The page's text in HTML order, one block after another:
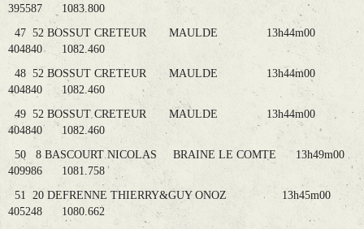
395587 1083.800
47 52 BOSSUT CRETEUR MAULDE 13h44m00
404840 1082.460
48 52 BOSSUT CRETEUR MAULDE 13h44m00
404840 1082.460
49 52 BOSSUT CRETEUR MAULDE 13h44m00
404840 1082.460
50 8 BASCOURT NICOLAS BRAINE LE COMTE 13h49m00
409986 1081.758
51 20 DEFRENNE THIERRY&GUY ONOZ 13h45m00
405248 1080.662